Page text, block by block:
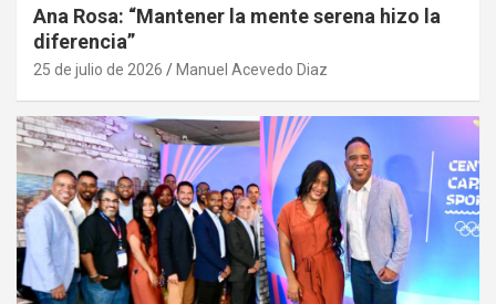
Ana Rosa: “Mantener la mente serena hizo la
diferencia”
25 de julio de 2026 Manuel Acevedo Diaz